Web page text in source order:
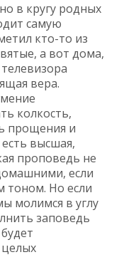
в кругу родных
самую
кто-то из
а вот дома,
вера.
колкость,
прощения и
высшая,
проповедь не
если
тоном. Но если
молимся в углу
заповедь
целых